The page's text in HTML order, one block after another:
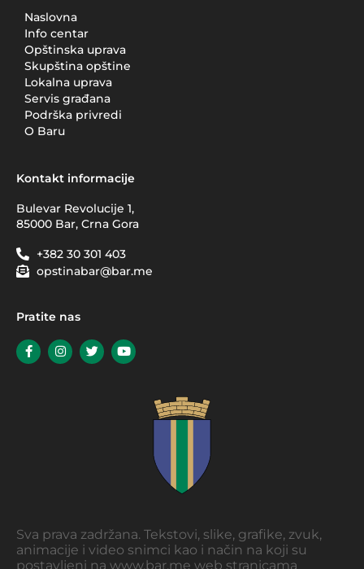
Naslovna
Info centar
Opštinska uprava
Skupština opštine
Lokalna uprava
Servis građana
Podrška privredi
O Baru
Kontakt informacije
Bulevar Revolucije 1,
85000 Bar, Crna Gora
+382 30 301 403
opstinabar@bar.me
Pratite nas
Sva prava zadržana. Tekstovi, slike, grafike, zvuk,
animacije i video snimci kao i način na koji su
postavljeni na www.bar.me web stranicama